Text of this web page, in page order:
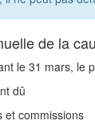
de la
le 31 mars, le
dû
et commissions